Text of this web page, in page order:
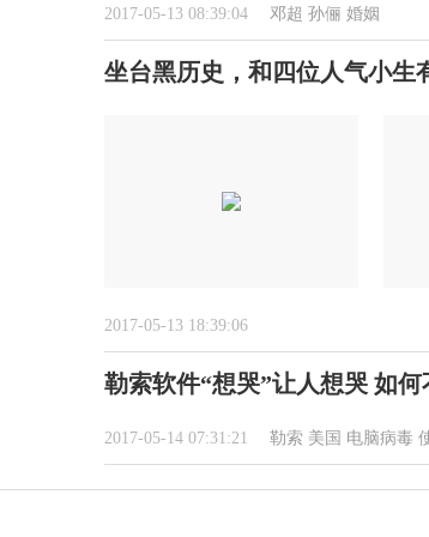
2017-05-13 08:39:04 邓超 孙俪 婚姻
坐台黑历史，和四位人气小生
2017-05-13 18:39:06
勒索软件“想哭”让人想哭 如何
2017-05-14 07:31:21 勒索 美国 电脑病毒